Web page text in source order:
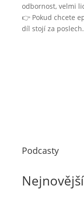
odbornost, velmi
👉 Pokud chcete
díl stojí za poslech.
Podcasty